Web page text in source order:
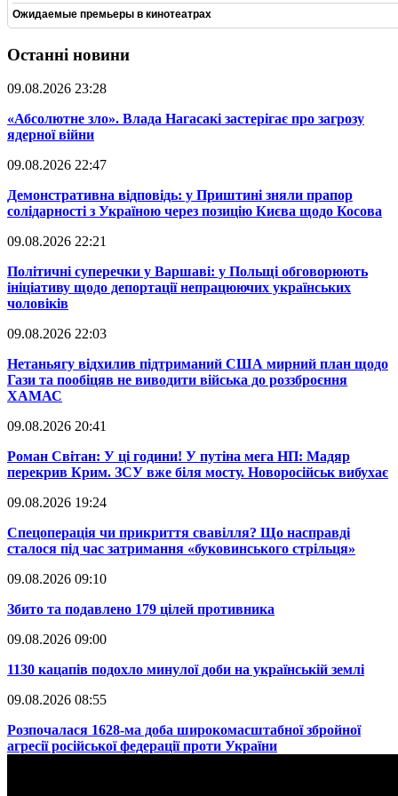
Ожидаемые премьеры в кинотеатрах
Останні новини
09.08.2026 23:28
​«Абсолютне зло». Влада Нагасакі застерігає про загрозу
ядерної війни
09.08.2026 22:47
​Демонстративна відповідь: у Приштині зняли прапор
солідарності з Україною через позицію Києва щодо Косова
09.08.2026 22:21
​Політичні суперечки у Варшаві: у Польщі обговорюють
ініціативу щодо депортації непрацюючих українських
чоловіків
09.08.2026 22:03
​Нетаньягу відхилив підтриманий США мирний план щодо
Гази та пообіцяв не виводити війська до роззброєння
ХАМАС
09.08.2026 20:41
​Роман Світан: У ці години! У путіна мега НП: Мадяр
перекрив Крим. ЗСУ вже біля мосту. Новоросійськ вибухає
09.08.2026 19:24
​Спецоперація чи прикриття свавілля? Що насправді
сталося під час затримання «буковинського стрільця»
09.08.2026 09:10
​Збито та подавлено 179 цілей противника
09.08.2026 09:00
​1130 кацапів подохло минулої доби на українській землі
09.08.2026 08:55
​Розпочалася 1628-ма доба широкомасштабної збройної
агресії російської федерації проти України